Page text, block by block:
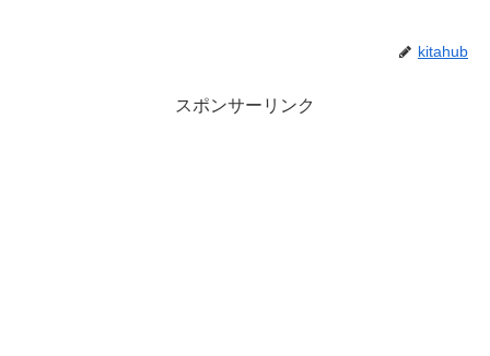
kitahub
スポンサーリンク